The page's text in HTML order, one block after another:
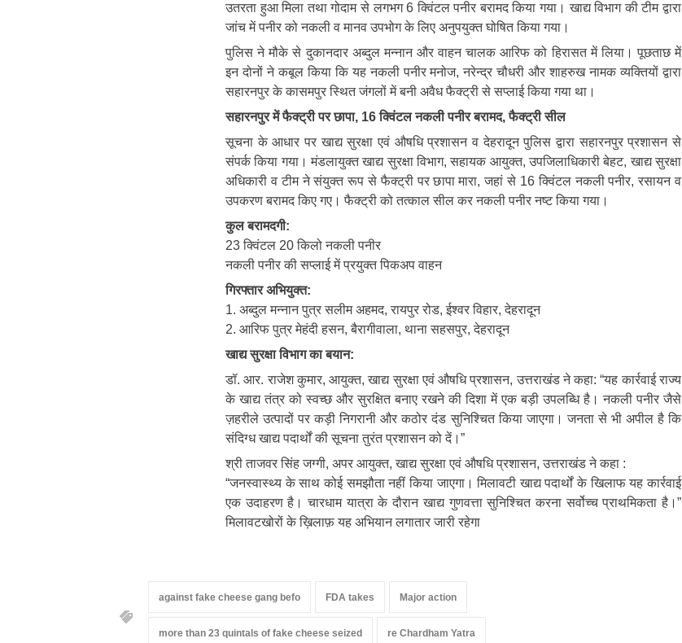
उतरता हुआ मिला तथा गोदाम से लगभग 6 क्विंटल पनीर बरामद किया गया। खाद्य विभाग की टीम द्वारा
जांच में पनीर को नकली व मानव उपभोग के लिए अनुपयुक्त घोषित किया गया।
पुलिस ने मौके से दुकानदार अब्दुल मन्नान और वाहन चालक आरिफ को हिरासत में लिया। पूछताछ में
इन दोनों ने कबूल किया कि यह नकली पनीर मनोज, नरेन्द्र चौधरी और शाहरुख नामक व्यक्तियों द्वारा
सहारनपुर के कासमपुर स्थित जंगलों में बनी अवैध फैक्ट्री से सप्लाई किया गया था।
सहारनपुर में फैक्ट्री पर छापा, 16 क्विंटल नकली पनीर बरामद, फैक्ट्री सील
सूचना के आधार पर खाद्य सुरक्षा एवं औषधि प्रशासन व देहरादून पुलिस द्वारा सहारनपुर प्रशासन से
संपर्क किया गया। मंडलायुक्त खाद्य सुरक्षा विभाग, सहायक आयुक्त, उपजिलाधिकारी बेहट, खाद्य सुरक्षा
अधिकारी व टीम ने संयुक्त रूप से फैक्ट्री पर छापा मारा, जहां से 16 क्विंटल नकली पनीर, रसायन व
उपकरण बरामद किए गए। फैक्ट्री को तत्काल सील कर नकली पनीर नष्ट किया गया।
कुल बरामदगी:
23 क्विंटल 20 किलो नकली पनीर
नकली पनीर की सप्लाई में प्रयुक्त पिकअप वाहन
गिरफ्तार अभियुक्त:
1. अब्दुल मन्नान पुत्र सलीम अहमद, रायपुर रोड, ईश्वर विहार, देहरादून
2. आरिफ पुत्र मेहंदी हसन, बैरागीवाला, थाना सहसपुर, देहरादून
खाद्य सुरक्षा विभाग का बयान:
डॉ. आर. राजेश कुमार, आयुक्त, खाद्य सुरक्षा एवं औषधि प्रशासन, उत्तराखंड ने कहा: “यह कार्रवाई राज्य
के खाद्य तंत्र को स्वच्छ और सुरक्षित बनाए रखने की दिशा में एक बड़ी उपलब्धि है। नकली पनीर जैसे
ज़हरीले उत्पादों पर कड़ी निगरानी और कठोर दंड सुनिश्चित किया जाएगा। जनता से भी अपील है कि
संदिग्ध खाद्य पदार्थों की सूचना तुरंत प्रशासन को दें।”
श्री ताजवर सिंह जग्गी, अपर आयुक्त, खाद्य सुरक्षा एवं औषधि प्रशासन, उत्तराखंड ने कहा :
“जनस्वास्थ्य के साथ कोई समझौता नहीं किया जाएगा। मिलावटी खाद्य पदार्थों के खिलाफ यह कार्रवाई
एक उदाहरण है। चारधाम यात्रा के दौरान खाद्य गुणवत्ता सुनिश्चित करना सर्वोच्च प्राथमिकता है।”
मिलावटखोरों के ख़िलाफ़ यह अभियान लगातार जारी रहेगा
against fake cheese gang befo FDA takes Major action
more than 23 quintals of fake cheese seized re Chardham Yatra